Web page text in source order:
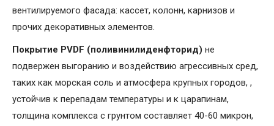
вентилируемого фасада: кассет, колонн, карнизов и
прочих декоративных элементов.
Покрытие PVDF (поливинилиденфторид) не
подвержен выгоранию и воздействию агрессивных сред,
таких как морская соль и атмосфера крупных городов, ,
устойчив к перепадам температуры и к царапинам,
толщина комплекса с грунтом составляет 40-60 микрон,